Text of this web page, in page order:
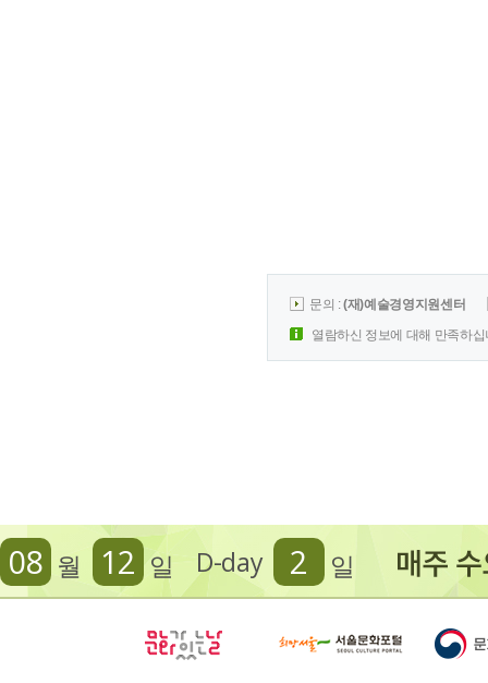
문의 :(재)예술경영지원센터
열람하신 정보에 대해 만족하
D-day 2 일
08 월 12 일